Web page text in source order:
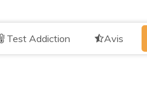
Test Addiction Avis